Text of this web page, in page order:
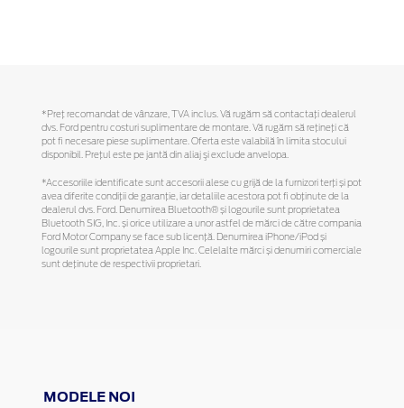
*Preţ recomandat de vânzare, TVA inclus. Vă rugăm să contactaţi dealerul
dvs. Ford pentru costuri suplimentare de montare. Vă rugăm să reţineţi că
pot fi necesare piese suplimentare. Oferta este valabilă în limita stocului
disponibil. Preţul este pe jantă din aliaj şi exclude anvelopa.
*Accesoriile identificate sunt accesorii alese cu grijă de la furnizori terți și pot
avea diferite condiții de garanție, iar detaliile acestora pot fi obținute de la
dealerul dvs. Ford. Denumirea Bluetooth® și logourile sunt proprietatea
Bluetooth SIG, Inc. și orice utilizare a unor astfel de mărci de către compania
Ford Motor Company se face sub licență. Denumirea iPhone/iPod și
logourile sunt proprietatea Apple Inc. Celelalte mărci și denumiri comerciale
sunt deținute de respectivii proprietari.
MODELE NOI